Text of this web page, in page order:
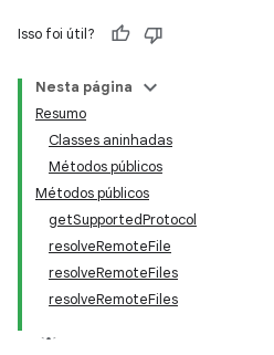
Isso foi útil?
Nesta página
Resumo
Classes aninhadas
Métodos públicos
Métodos públicos
getSupportedProtocol
resolveRemoteFile
resolveRemoteFiles
resolveRemoteFiles